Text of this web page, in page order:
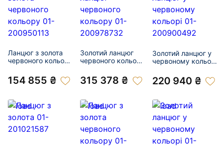
Ланцюг з золота
червоного кольору
154 855 ₴
Золотий ланцюг
червоного кольору
315 378 ₴
Золотий ланцюг у
червоному кольорі
220 940 ₴